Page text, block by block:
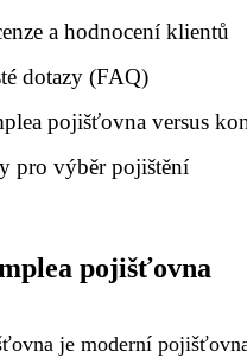
a hodnocení klientů
dotazy (FAQ)
pojišťovna versus
pro výběr pojištění
pojišťovna
je moderní